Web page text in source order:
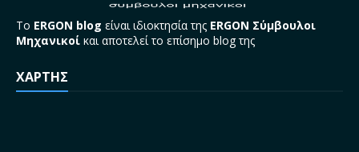
Το ERGON blog είναι ιδιοκτησία της ERGON Σύμβουλοι
Μηχανικοί και αποτελεί το επίσημο blog της
ΧΑΡΤΗΣ